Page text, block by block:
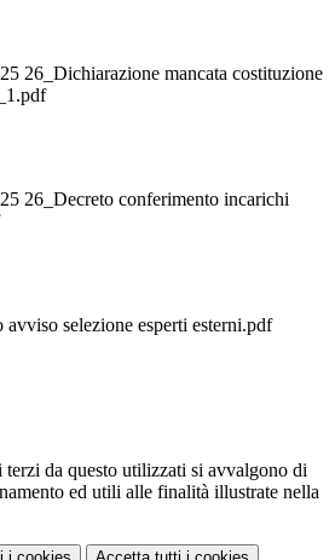
26_Dichiarazione mancata costituzione
26_Decreto conferimento incarichi
avviso selezione esperti esterni.pdf
da questo utilizzati si avvalgono di
ed utili alle finalità illustrate nella